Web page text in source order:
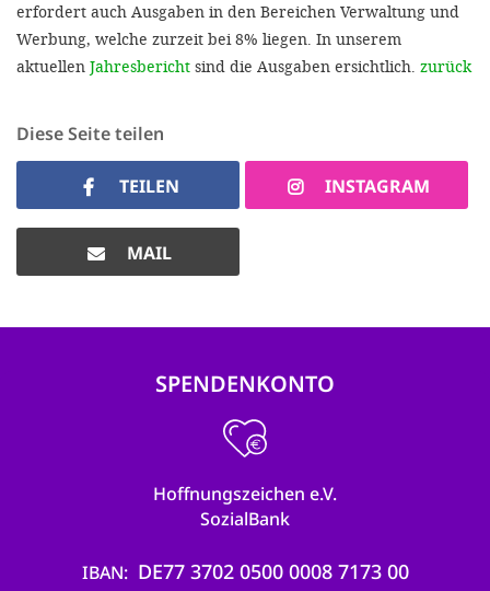
erfordert auch Ausgaben in den Bereichen Verwaltung und
Werbung, welche zurzeit bei 8% liegen. In unserem
aktuellen Jahresbericht sind die Ausgaben ersichtlich. zurück
Diese Seite teilen
TEILEN INSTAGRAM
MAIL
SPENDENKONTO
Hoffnungszeichen e.V.
SozialBank
IBAN DE77 3702 0500 0008 7173 00